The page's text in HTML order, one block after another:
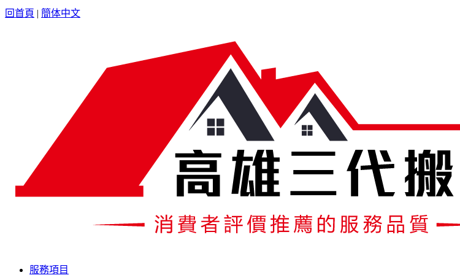
回首頁 | 簡体中文
服務項目